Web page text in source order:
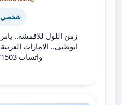
شخصي
زمن اللول للاقمشة..
ابوظبي.. الامارات
واتساب 00971503...